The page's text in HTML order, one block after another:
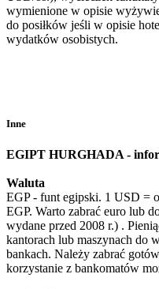
wymienione w opisie
do posiłków jeśli w opisie
wydatków osobistych.
Inne
EGIPT HURGHADA -
Waluta
EGP - funt egipski. 1 USD =
EGP. Warto zabrać euro lub
wydane przed 2008 r.) .
kantorach lub maszynach do
bankach. Należy zabrać
korzystanie z bankomatów